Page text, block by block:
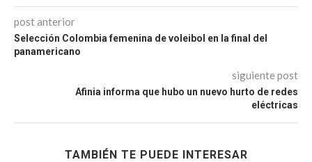
post anterior
Selección Colombia femenina de voleibol en la final del
panamericano
siguiente post
Afinia informa que hubo un nuevo hurto de redes
eléctricas
TAMBIÉN TE PUEDE INTERESAR